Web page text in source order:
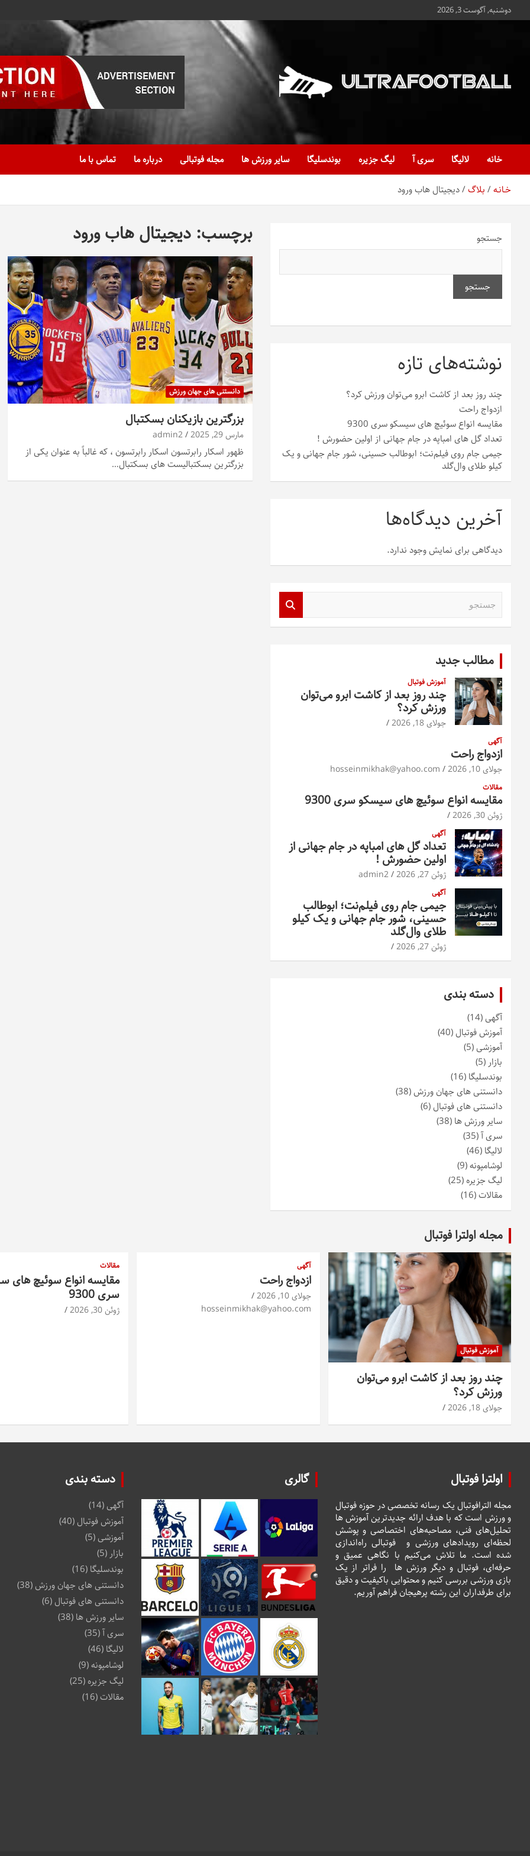
محتوا
دوشنبه, آگوست 3, 2026
Ultrafootball
خانه
لالیگا سری آ لیگ جزیره بوندسلیگا سایر ورزش ها مجله فوتبالی درباره ما تماس با ما
خـانـه بلاگ دیجیتال هاب ورود
برچسب: دیجیتال هاب ورود
دانستنی های جهان ورزش
بزرگترین بازیکنان بسکتبال
مارس 29, 2025 admin2
ظهور اسکار رابرتسون اسکار رابرتسون ، که غالباً به عنوان یکی از
بزرگترین بسکتبالیست های بسکتبال…
جستجو
جستجو
نوشته‌های تازه
چند روز بعد از کاشت ابرو می‌توان ورزش کرد؟
ازدواج راحت
مقایسه انواع سوئیچ های سیسکو سری 9300
تعداد گل های امباپه در جام جهانی از اولین حضورش !
جیمی جام روی فیلم‌نت؛ ابوطالب حسینی، شور جام جهانی و یک
کیلو طلای وال‌گلد
آخرین دیدگاه‌ها
دیدگاهی برای نمایش وجود ندارد.
مطالب جدید
آموزش فوتبال
چند روز بعد از کاشت ابرو می‌توان
ورزش کرد؟
جولای 18, 2026
آگهی
ازدواج راحت
جولای 10, 2026 hosseinmikhak@yahoo.com
مقالات
مقایسه انواع سوئیچ های سیسکو سری 9300
ژوئن 30, 2026
آگهی
تعداد گل های امباپه در جام جهانی از
اولین حضورش !
ژوئن 27, 2026 admin2
آگهی
جیمی جام روی فیلم‌نت؛ ابوطالب
حسینی، شور جام جهانی و یک کیلو
طلای وال‌گلد
ژوئن 27, 2026
دسته بندی
آگهی(14)
آموزش فوتبال(40)
آموزشی(5)
بازار (5)
بوندسلیگا (16)
دانستنی های جهان ورزش(38)
دانستنی های فوتبال(6)
سایر ورزش ها (38)
سری آ(35)
لالیگا (46)
لوشامپونه(9)
لیگ جزیره(25)
مقالات(16)
مجله اولترا فوتبال
آموزش فوتبال
چند روز بعد از کاشت ابرو می‌توان
ورزش کرد؟
جولای 18, 2026
آگهی
ازدواج راحت
جولای 10, 2026
hosseinmikhak@yahoo.com
مقالات
مقایسه انواع سوئیچ های
سری 9300
ژوئن 30, 2026
اولترا فوتبال
مجله الترافوتبال یک رسانه تخصصی در حوزه فوتبال
و ورزش است که با هدف ارائه جدیدترین آموزش ها
تحلیل‌های فنی، مصاحبه‌های اختصاصی و پوشش
لحظه‌ای رویدادهای ورزشی و فوتبالی راه‌اندازی
شده است. ما تلاش می‌کنیم با نگاهی عمیق و
حرفه‌ای، فوتبال و دیگر ورزش ها را فراتر از یک
بازی ورزشی بررسی کنیم و محتوایی باکیفیت و دقیق
برای طرفداران این رشته پرهیجان فراهم آوریم.
گالری دسته بندی
آگهی(14)
آموزش فوتبال (40)
آموزشی(5)
بازار (5)
بوندسلیگا (16)
دانستنی های جهان ورزش(38)
دانستنی های فوتبال (6)
سایر ورزش ها (38)
سری آ(35)
لالیگا (46)
لوشامپونه(9)
لیگ جزیره (25)
مقالات(16)